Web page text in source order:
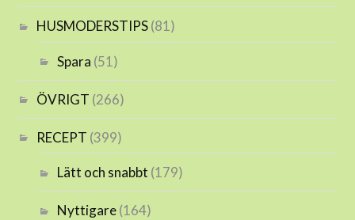
HUSMODERSTIPS(81)
Spara (51)
ÖVRIGT (266)
RECEPT (399)
Lätt och snabbt (179)
Nyttigare(164)